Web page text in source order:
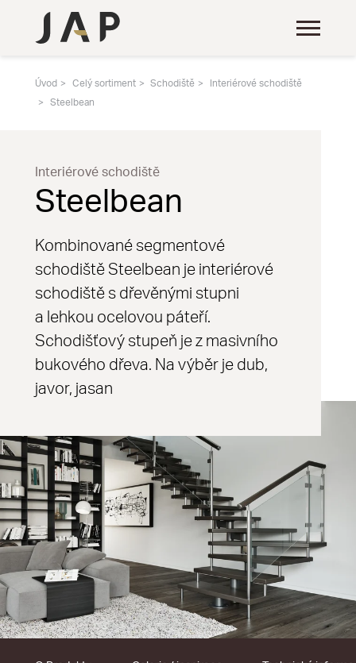
Úvod Celý sortiment Schodiště
Interiérové schodiště
Steelbean
Interiérové schodiště
Steelbean
Kombinované segmentové
schodiště Steelbean je interiérové
schodiště s dřevěnými stupni
a lehkou ocelovou páteří.
Schodišťový stupeň je z masivního
bukového dřeva. Na výběr je dub,
javor, jasan